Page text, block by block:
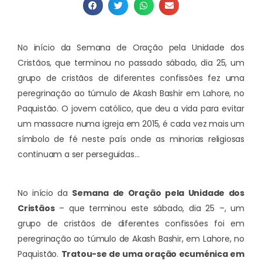
No início da Semana de Oração pela Unidade dos
Cristãos, que terminou no passado sábado, dia 25, um
grupo de cristãos de diferentes confissões fez uma
peregrinação ao túmulo de Akash Bashir em Lahore, no
Paquistão. O jovem católico, que deu a vida para evitar
um massacre numa igreja em 2015, é cada vez mais um
símbolo de fé neste país onde as minorias religiosas
continuam a ser perseguidas…
No início da Semana de Oração pela Unidade dos
Cristãos– que terminou este sábado, dia 25 –, um
grupo de cristãos de diferentes confissões foi em
peregrinação ao túmulo de Akash Bashir, em Lahore, no
Paquistão. Tratou-se de uma oração ecuménica em